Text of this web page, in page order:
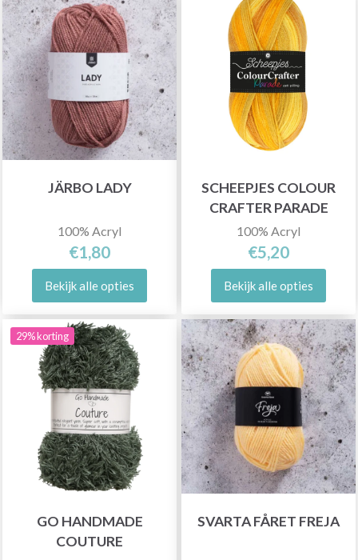
JÄRBO LADY
100% Acryl
€1,80
Bekijk alle opties
SCHEEPJES COLOUR
CRAFTER PARADE
100% Acryl
€5,20
Bekijk alle opties
29% korting
GO HANDMADE
COUTURE
SVARTA FÅRET FREJA